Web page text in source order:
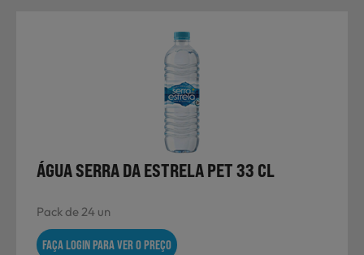
ÁGUA SERRA DA ESTRELA PET 33 CL
Pack de 24 un
FAÇA LOGIN PARA VER O PREÇO